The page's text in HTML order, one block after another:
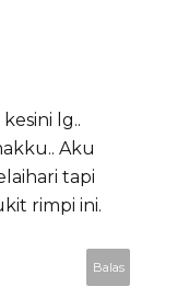
lg..
Aku
tapi
rimpi ini.
Balas